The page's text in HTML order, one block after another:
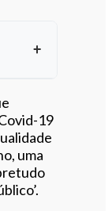
19
uma